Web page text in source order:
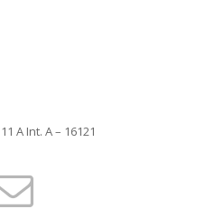
A Int. A – 16121